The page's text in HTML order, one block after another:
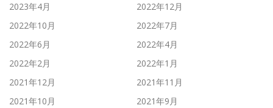
2023年4月
2022年12月
2022年10月
2022年7月
2022年6月
2022年4月
2022年2月
2022年1月
2021年12月
2021年11月
2021年10月
2021年9月